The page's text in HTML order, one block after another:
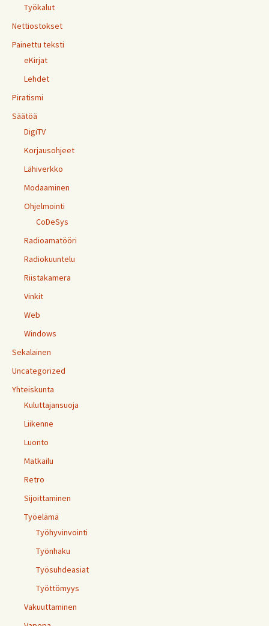
Työkalut
Nettiostokset
Painettu teksti
eKirjat
Lehdet
Piratismi
Säätöä
DigiTV
Korjausohjeet
Lähiverkko
Modaaminen
Ohjelmointi
CoDeSys
Radioamatööri
Radiokuuntelu
Riistakamera
Vinkit
Web
Windows
Sekalainen
Uncategorized
Yhteiskunta
Kuluttajansuoja
Liikenne
Luonto
Matkailu
Retro
Sijoittaminen
Työelämä
Työhyvinvointi
Työnhaku
Työsuhdeasiat
Työttömyys
Vakuuttaminen